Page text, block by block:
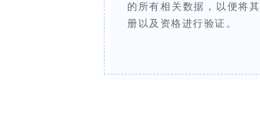
的所有相关数据，以便将
册以及资格 进行验证。